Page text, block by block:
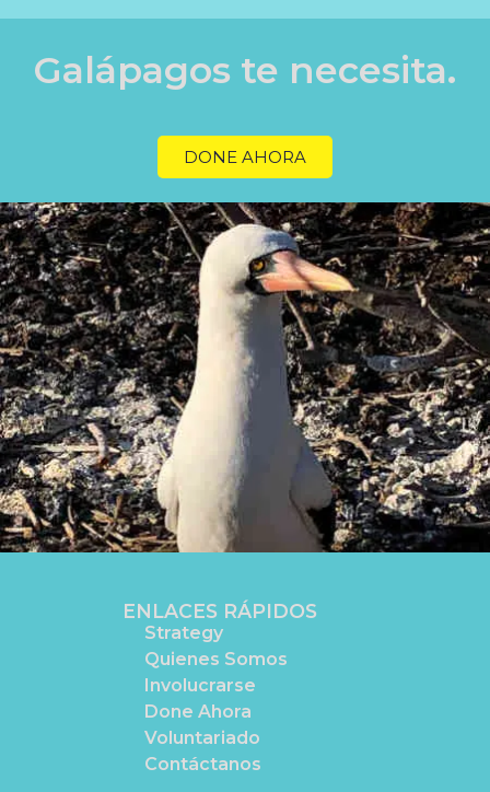
Galápagos te necesita.
DONE AHORA
ENLACES RÁPIDOS
Strategy
Quienes Somos
Involucrarse
Done Ahora
Voluntariado
Contáctanos